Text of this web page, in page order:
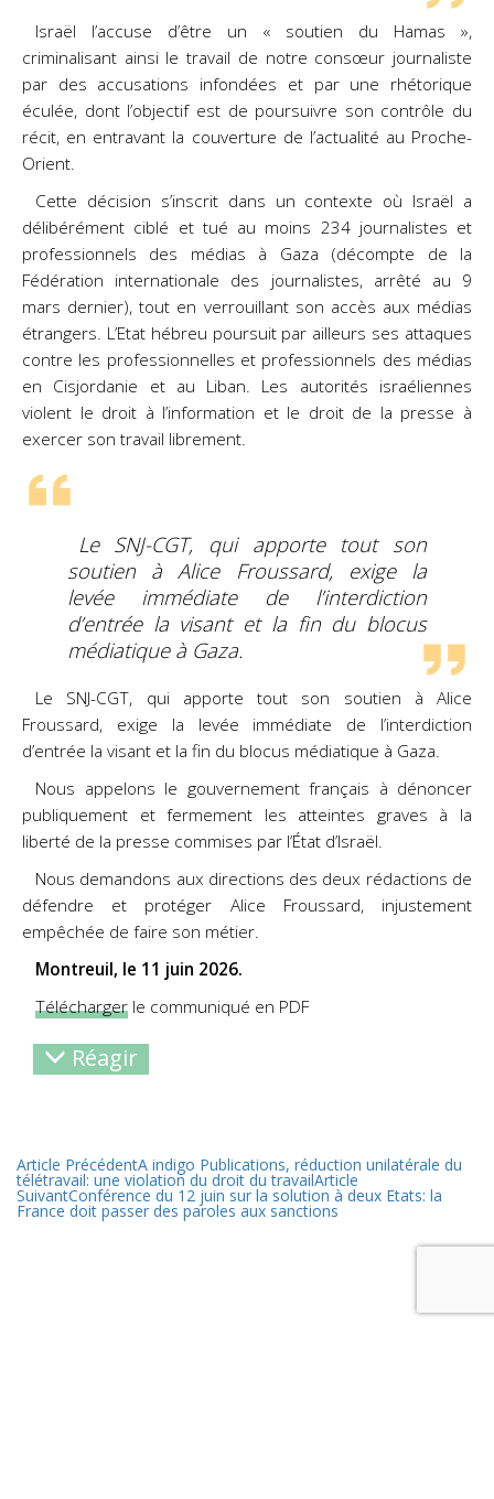
Israël l’accuse d’être un « soutien du Hamas »,
criminalisant ainsi le travail de notre consœur journaliste
par des accusations infondées et par une rhétorique
éculée, dont l’objectif est de poursuivre son contrôle du
récit, en entravant la couverture de l’actualité au Proche-
Orient.
Cette décision s’inscrit dans un contexte où Israël a
délibérément ciblé et tué au moins 234 journalistes et
professionnels des médias à Gaza (décompte de la
Fédération internationale des journalistes, arrêté au 9
mars dernier), tout en verrouillant son accès aux médias
étrangers. L’Etat hébreu poursuit par ailleurs ses attaques
contre les professionnelles et professionnels des médias
en Cisjordanie et au Liban. Les autorités israéliennes
violent le droit à l’information et le droit de la presse à
exercer son travail librement.
Le SNJ-CGT, qui apporte tout son
soutien à Alice Froussard, exige la
levée immédiate de l’interdiction
d’entrée la visant et la fin du blocus
médiatique à Gaza.
Le SNJ-CGT, qui apporte tout son soutien à Alice
Froussard, exige la levée immédiate de l’interdiction
d’entrée la visant et la fin du blocus médiatique à Gaza.
Nous appelons le gouvernement français à dénoncer
publiquement et fermement les atteintes graves à la
liberté de la presse commises par l’État d’Israël.
Nous demandons aux directions des deux rédactions de
défendre et protéger Alice Froussard, injustement
empêchée de faire son métier.
Montreuil, le 11 juin 2026.
Télécharger le communiqué en PDF
Réagir
Article PrécédentA indigo Publications, réduction unilatérale du
télétravail: une violation du droit du travailArticle
SuivantConférence du 12 juin sur la solution à deux Etats: la
France doit passer des paroles aux sanctions